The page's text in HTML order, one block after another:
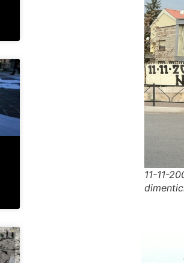
11-11-